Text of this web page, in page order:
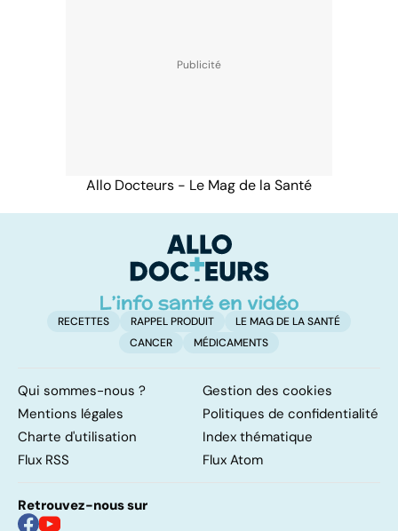
Allo Docteurs - Le Mag de la Santé
RECETTES RAPPEL PRODUIT
LE MAG DE LA SANTÉ
CANCER
MÉDICAMENTS
Qui sommes-nous ?
Gestion des cookies
Mentions légales
Politiques de confidentialité
Charte d'utilisation
Index thématique
Flux RSS
Flux Atom
Retrouvez-nous sur